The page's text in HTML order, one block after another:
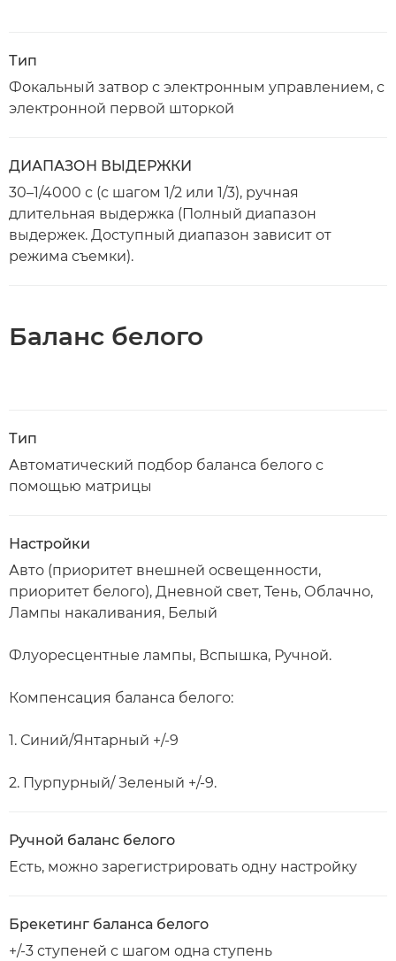
Тип
Фокальный затвор с электронным управлением, с
электронной первой шторкой
ДИАПАЗОН ВЫДЕРЖКИ
30–1/4000 с (с шагом 1/2 или 1/3), ручная
длительная выдержка (Полный диапазон
выдержек. Доступный диапазон зависит от
режима съемки).
Баланс белого
Тип
Автоматический подбор баланса белого с
помощью матрицы
Настройки
Авто (приоритет внешней освещенности,
приоритет белого), Дневной свет, Тень, Облачно,
Лампы накаливания, Белый
Флуоресцентные лампы, Вспышка, Ручной.
Компенсация баланса белого:
1. Синий/Янтарный +/-9
2. Пурпурный/ Зеленый +/-9.
Ручной баланс белого
Есть, можно зарегистрировать одну настройку
Брекетинг баланса белого
+/-3 ступеней с шагом одна ступень